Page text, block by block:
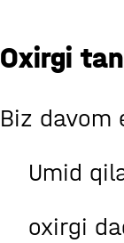
Oxirgi
Biz
Umid
oxirgi